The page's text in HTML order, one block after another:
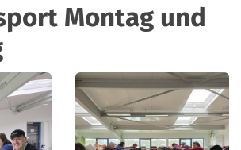
Montag und